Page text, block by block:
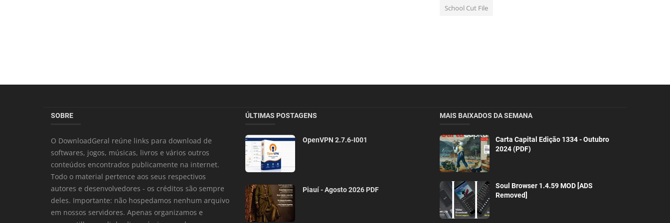
School Cut File
SOBRE
O DownloadGeral reúne links para download de
softwares, jogos, músicas, livros e vários outros
conteúdos encontrados publicamente na internet.
Todo o material pertence aos seus respectivos
autores e desenvolvedores - os créditos são sempre
deles. Importante: não hospedamos nenhum arquivo
em nossos servidores. Apenas organizamos e
ÚLTIMAS POSTAGENS
OpenVPN 2.7.6-I001
Piauí - Agosto 2026 PDF
MAIS BAIXADOS DA SEMANA
Carta Capital Edição 1334 - Outubro
2024 (PDF)
Soul Browser 1.4.59 MOD [ADS
Removed]